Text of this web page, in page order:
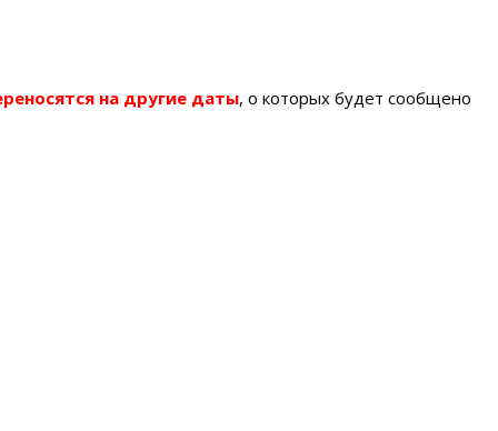
на другие даты, о которых будет сообщено